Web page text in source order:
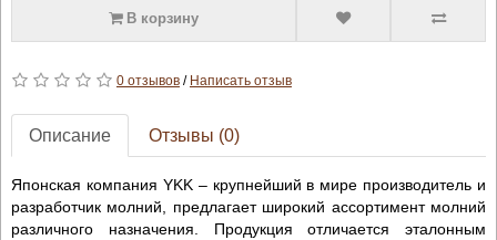
В корзину
0 отзывов/ Написать отзыв
Описание Отзывы (0)
Японская компания YKK – крупнейший в мире производитель и
разработчик молний, предлагает широкий ассортимент молний
различного назначения. Продукция отличается эталонным